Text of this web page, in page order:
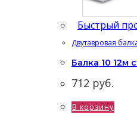
Быстрый
Двутавровая
Балка 10 12м
712 руб.
В корзину